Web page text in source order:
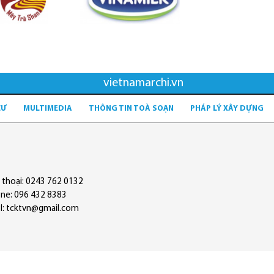
vietnamarchi.vn
MULTIMEDIA THÔNG TIN TOÀ SOẠN PHÁP LÝ XÂY DỰNG
0243 762 0132
096 432 8383
tcktvn@gmail.com